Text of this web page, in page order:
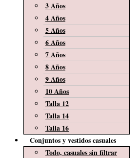
3 Años
4 Años
5 Años
6 Años
7 Años
8 Años
9 Años
10 Años
Talla 12
Talla 14
Talla 16
Conjuntos y vestidos casuales
Todo, casuales sin filtrar